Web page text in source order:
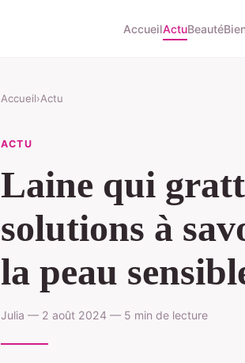
AccueilActuBeauté
Accueil›Actu
ACTU
Laine qui
solutions à
la peau
Julia — 2 août 2024 — 5 min de lecture